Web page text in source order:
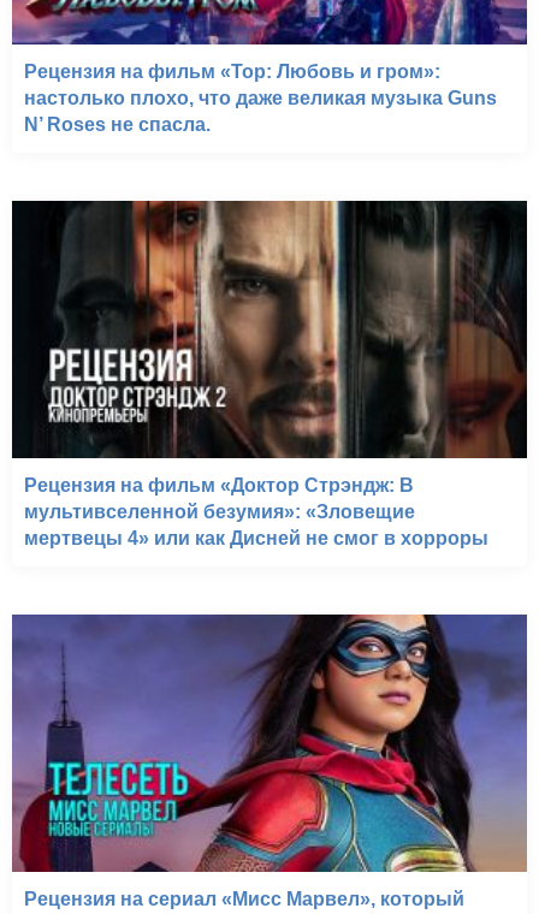
Рецензия на фильм «Тор: Любовь и гром»:
настолько плохо, что даже великая музыка Guns
N’ Roses не спасла.
Рецензия на фильм «Доктор Стрэндж: В
мультивселенной безумия»: «Зловещие
мертвецы 4» или как Дисней не смог в хорроры
Рецензия на сериал «Мисс Марвел», который